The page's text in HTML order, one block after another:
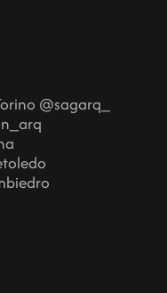
@sagarq_